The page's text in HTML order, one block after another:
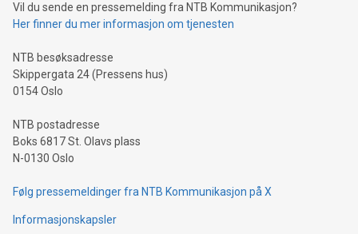
Vil du sende en pressemelding fra NTB Kommunikasjon?
Her finner du mer informasjon om tjenesten
NTB besøksadresse
Skippergata 24 (Pressens hus)
0154 Oslo
NTB postadresse
Boks 6817 St. Olavs plass
N-0130 Oslo
Følg pressemeldinger fra NTB Kommunikasjon på X
Informasjonskapsler